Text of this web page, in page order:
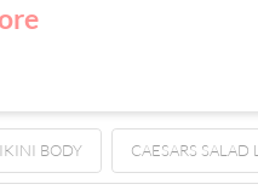
BODY CAESARS SALAD